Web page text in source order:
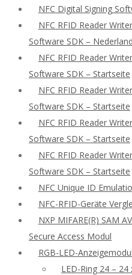
NFC Digital Signing
NFC RFID Reader
Software SDK –
NFC RFID Reader
Software SDK – Startseite
NFC RFID Reader
Software SDK – Startseite
NFC RFID Reader
Software SDK – Startseite
NFC RFID Reader
Software SDK – Startseite
NFC Unique ID
NFC-RFID-Geräte
NXP MIFARE(R) SAM
Secure Access Modul
RGB-LED-
LED-Ring 24 – 24